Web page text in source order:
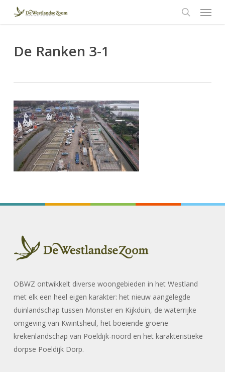
content
Menu
De Ranken 3-1
OBWZ ontwikkelt diverse woongebieden in het Westland
met elk een heel eigen karakter: het nieuw aangelegde
duinlandschap tussen Monster en Kijkduin, de waterrijke
omgeving van Kwintsheul, het boeiende groene
krekenlandschap van Poeldijk-noord en het karakteristieke
dorpse Poeldijk Dorp.